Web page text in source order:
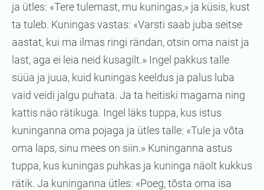
ja ütles: «Tere tulemast, mu kuningas,» ja küsis, kust
ta tuleb. Kuningas vastas: «Varsti saab juba seitse
aastat, kui ma ilmas ringi rändan, otsin oma naist ja
last, aga ei leia neid kusagilt.» Ingel pakkus talle
süüa ja juua, kuid kuningas keeldus ja palus luba
vaid veidi jalgu puhata. Ja ta heitiski magama ning
kattis näo rätikuga. Ingel läks tuppa, kus istus
kuninganna oma pojaga ja ütles talle: «Tule ja võta
oma laps, sinu mees on siin.» Kuninganna astus
tuppa, kus kuningas puhkas ja kuninga näolt kukkus
rätik. Ja kuninganna ütles: «Poeg, tõsta oma isa